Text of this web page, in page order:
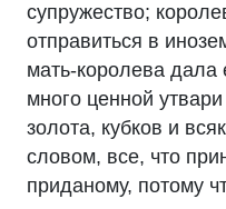
супружество;
отправиться в
мать-королева дала
много ценной
золота, кубков и
словом, все, что
приданому, потому